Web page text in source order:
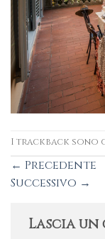
I trackback sono
← Precedente
Successivo →
Lascia